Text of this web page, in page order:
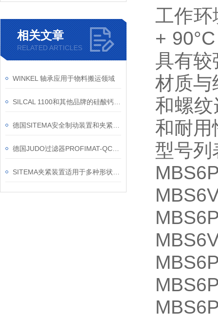
相关文章
RELATED ARTICLES
WINKEL 轴承应用于物料搬运领域
工作环
+
具有较
材质与
和螺
和耐用
型号列